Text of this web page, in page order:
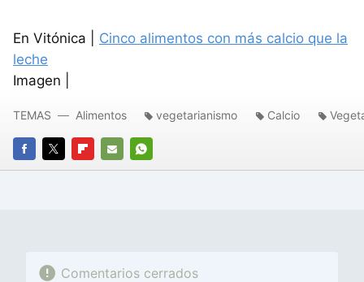
En Vitónica | Cinco alimentos con más calcio que la
leche
Imagen |
FACEBOOK
TWITTERFLIPBOARD
E-
WHATSAPP
TEMAS Alimentos vegetarianismo Calcio
Comentarios cerrados